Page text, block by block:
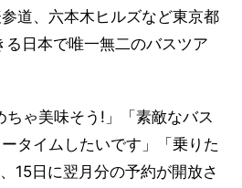
道、六本木ヒルズなど東京都
日本で唯一無二のバスツア
ゃ美味そう!」「素敵なバス
タイムしたいです」「乗りた
15日に翌月分の予約が開放さ